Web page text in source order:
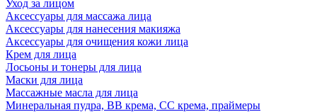
Уход за лицом
Аксессуары для массажа лица
Аксессуары для нанесения макияжа
Аксессуары для очищения кожи лица
Крем для лица
Лосьоны и тонеры для лица
Маски для лица
Массажные масла для лица
Минеральная пудра, BB крема, СС крема, праймеры